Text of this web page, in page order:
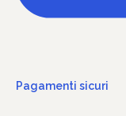
Pagamenti sicuri